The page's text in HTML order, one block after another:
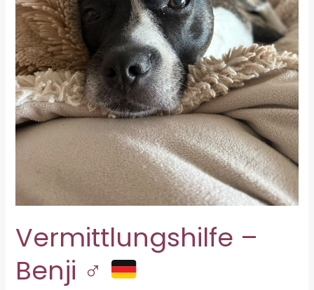
Vermittlungshilfe –
Benji ♂